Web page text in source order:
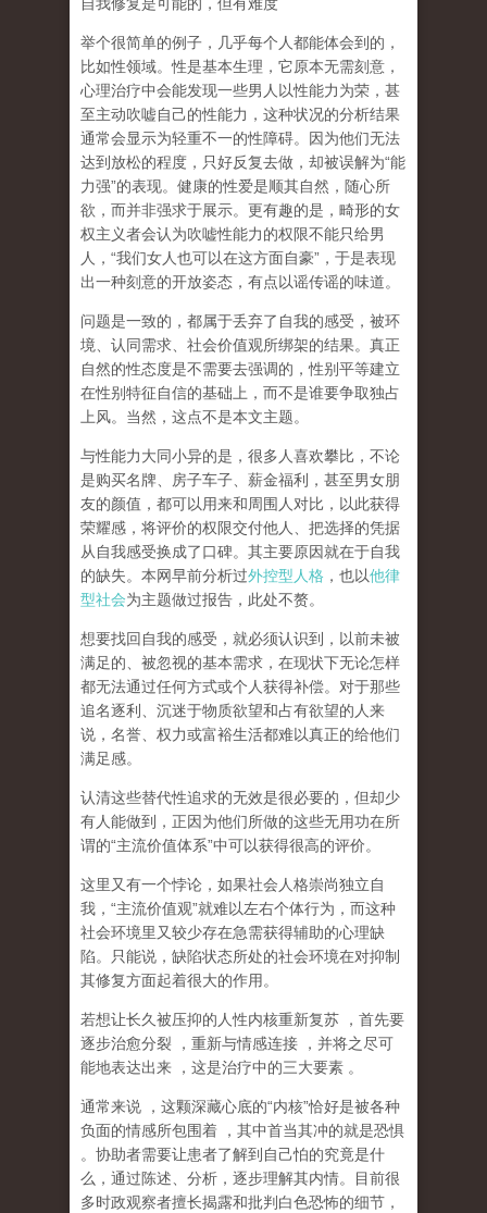
举个很简单的例子，几乎每个人都能体会到的，
比如性领域。性是基本生理，它原本无需刻意，
心理治疗中会能发现一些男人以性能力为荣，甚
至主动吹嘘自己的性能力，这种状况的分析结果
通常会显示为轻重不一的性障碍。因为他们无法
达到放松的程度，只好反复去做，却被误解为“能
力强”的表现。健康的性爱是顺其自然，随心所
欲，而并非强求于展示。更有趣的是，畸形的女
权主义者会认为吹嘘性能力的权限不能只给男
人， “我们女人也可以在这方面自豪” ，于是表现
出一种刻意的开放姿态，有点以谣传谣的味道。
问题是一致的，都属于丢弃了自我的感受，被环
境、认同需求、社会价值观所绑架的结果。真正
自然的性态度是不需要去强调的，性别平等建立
在性别特征自信的基础上，而不是谁要争取独占
上风。当然，这点不是本文主题。
与性能力大同小异的是，很多人喜欢攀比，不论
是购买名牌、房子车子、薪金福利，甚至男女朋
友的颜值，都可以用来和周围人对比，以此获得
荣耀感，将评价的权限交付他人、把选择的凭据
从自我感受换成了口碑。其主要原因就在于自我
的缺失。本网早前分析过外控型人格 ，也以他律
型社会为主题做过报告，此处不赘。
想要找回自我的感受，就必须认识到，以前未被
满足的、被忽视的基本需求，在现状下无论怎样
都无法通过任何方式或个人获得补偿。对于那些
追名逐利、沉迷于物质欲望和占有欲望的人来
说，名誉、权力或富裕生活都难以真正的给他们
满足感。
认清这些替代性追求的无效是很必要的，但却少
有人能做到，正因为他们所做的这些无用功在所
谓的“主流价值体系”中可以获得很高的评价。
这里又有一个悖论，如果社会人格崇尚独立自
我， “主流价值观”就难以左右个体行为，而这种
社会环境里又较少存在急需获得辅助的心理缺
陷。只能说， 缺陷状态所处的社会环境在对抑制
其修复方面起着很大的作用。
若想让长久被压抑的人性内核重新复苏
，首先要
逐步治愈分裂
，重新与情感连接
，并将之尽可
能地表达出来
，这是治疗中的三大要素 。
通常来说 ，这颗深藏心底的“内核”恰好是被各种
负面的情感所包围着
，其中首当其冲的就是恐惧
。协助者需要让患者了解到自己怕的究竟是什
么，通过陈述、分析，逐步理解其内情。目前很
多时政观察者擅长揭露和批判白色恐怖的细节，